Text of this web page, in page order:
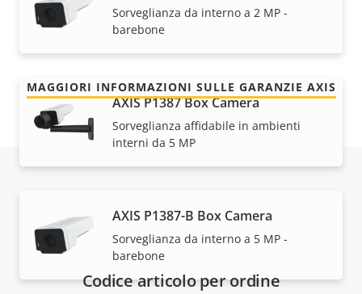
Sorveglianza da interno a 2 MP -
barebone
AXIS P1387 Box Camera
Sorveglianza affidabile in ambienti
interni da 5 MP
AXIS P1387-B Box Camera
Sorveglianza da interno a 5 MP -
barebone
La nostra garanzia di 3 anni offre funzionamento
MAGGIORI INFORMAZIONI SULLE GARANZIE AXIS
Codici
Codice articolo per ordine